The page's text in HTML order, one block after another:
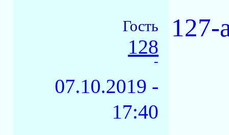
Гость
128
-
07.10.2019 -
17:40
127-